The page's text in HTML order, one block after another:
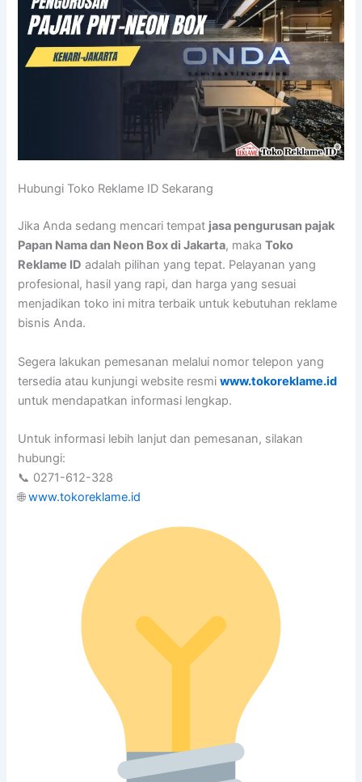
Hubungi Toko Reklame ID Sekarang
Jika Anda sedang mencari tempat jasa pengurusan pajak
Papan Nama dan Neon Box di Jakarta, makaToko
Reklame ID adalah pilihan yang tepat. Pelayanan yang
profesional, hasil yang rapi, dan harga yang sesuai
menjadikan toko ini mitra terbaik untuk kebutuhan reklame
bisnis Anda.
Segera lakukan pemesanan melalui nomor telepon yang
tersedia atau kunjungi website resmiwww.tokoreklame.id
untuk mendapatkan informasi lengkap.
Untuk informasi lebih lanjut dan pemesanan, silakan
hubungi:
📞 0271-612-328
🌐www.tokoreklame.id